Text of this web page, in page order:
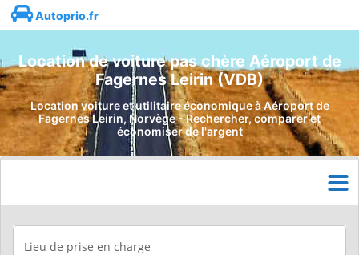
Autoprio.fr
Location de voiture pas chère Aéroport de
Fagernes Leirin (VDB)
Location voiture et utilitaire économique à Aéroport de
Fagernes Leirin, Norvège - Rechercher, comparer et
économiser de l'argent
Lieu de prise en charge